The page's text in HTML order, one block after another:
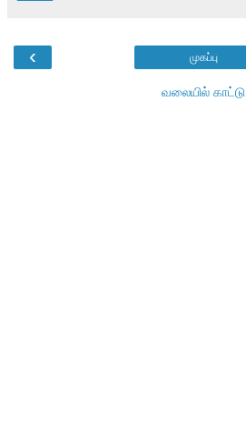
‹ முகப்பு
வலையில் காட்டு